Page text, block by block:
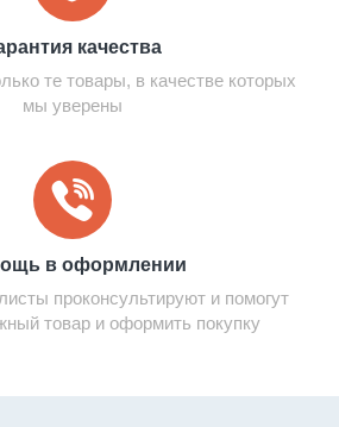
качества
те товары, в качестве которых
мы уверены
в оформлении
проконсультируют и помогут
товар и оформить покупку